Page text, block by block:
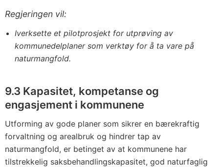
Regjeringen vil:
Iverksette et pilotprosjekt for utprøving av
kommunedelplaner som verktøy for å ta vare på
naturmangfold.
9.3 Kapasitet, kompetanse og
engasjement i kommunene
Utforming av gode planer som sikrer en bærekraftig
forvaltning og arealbruk og hindrer tap av
naturmangfold, er betinget av at kommunene har
tilstrekkelig saksbehandlingskapasitet, god naturfaglig